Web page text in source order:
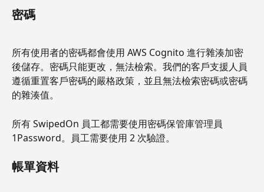
密碼
所有使用者的密碼都會使用 AWS Cognito 進行雜湊加密
後儲存。密碼只能更改，無法檢索。我們的客戶支援人員
遵循重置客戶密碼的嚴格政策，並且無法檢索密碼或密碼
的雜湊值。
所有 SwipedOn 員工都需要使用密碼保管庫管理員
1Password。員工需要使用 2 次驗證。
帳單資料